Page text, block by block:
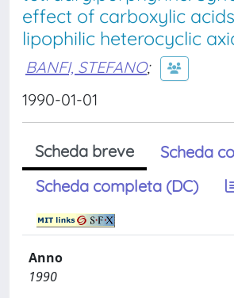
effect of carboxylic
lipophilic heterocyclic
BANFI, STEFANO;
1990-01-01
Scheda breve
Scheda
Scheda completa (DC)
Anno
1990